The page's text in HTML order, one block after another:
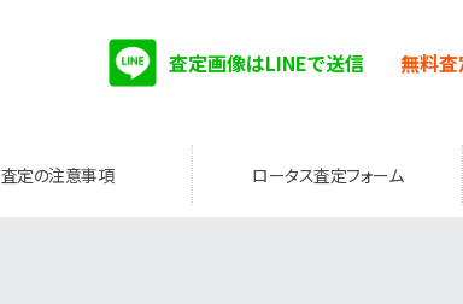
査定画像はLINEで送信 無料査
査定の注意事項 ロータス査定フォーム